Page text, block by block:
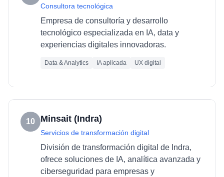
Consultora tecnológica
Empresa de consultoría y desarrollo
tecnológico especializada en IA, data y
experiencias digitales innovadoras.
Data & Analytics IA aplicada UX digital
10 Minsait (Indra)
Servicios de transformación digital
División de transformación digital de Indra,
ofrece soluciones de IA, analítica avanzada y
ciberseguridad para empresas y